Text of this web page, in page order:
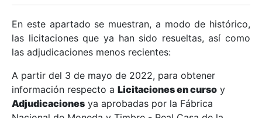
Mostrar/Ocultar
Mostrar/Ocultar
En este apartado se muestran, a modo de histórico,
las licitaciones que ya han sido resueltas, así como
las adjudicaciones menos recientes:
A partir del 3 de mayo de 2022, para obtener
información respecto a Licitaciones en curso y
Adjudicaciones ya aprobadas por la Fábrica